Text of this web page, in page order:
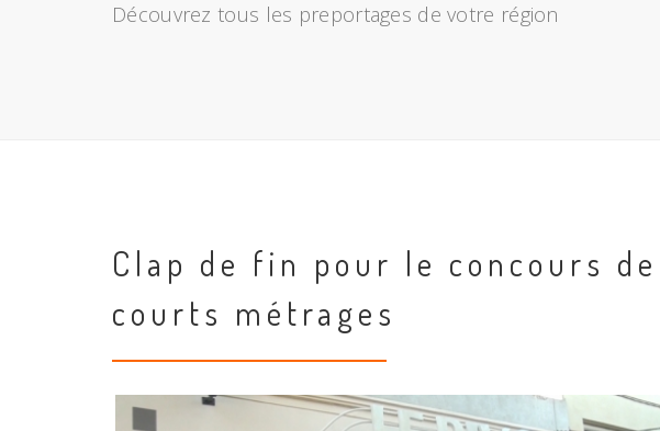
Découvrez tous les preportages de votre région
Clap de fin pour le concours de
courts métrages